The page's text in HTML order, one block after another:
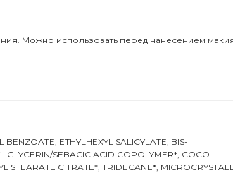
Можно использовать перед нанесением
ETHYLHEXYL SALICYLATE, BIS-
GLYCERIN/SEBACIC ACID COPOLYMER*, COCO-
STEARATE CITRATE*, TRIDECANE*,